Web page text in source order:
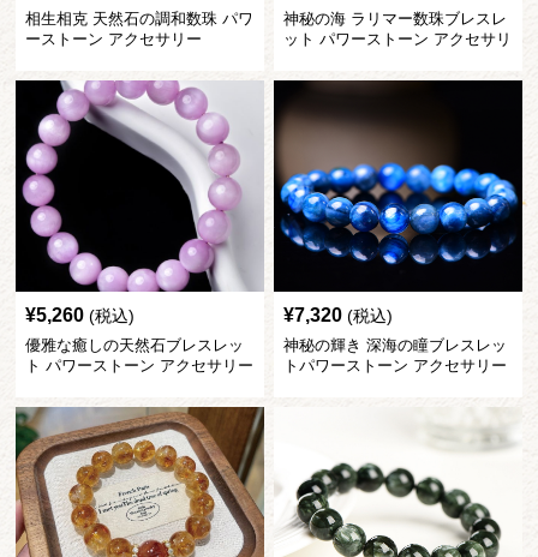
相生相克 天然石の調和数珠 パワ
ーストーン アクセサリー
神秘の海 ラリマー数珠ブレスレ
ット パワーストーン アクセサリ
¥5,260 (税込)
優雅な癒しの天然石ブレスレッ
ト パワーストーン アクセサリー
¥7,320 (税込)
神秘の輝き 深海の瞳ブレスレッ
トパワーストーン アクセサリー